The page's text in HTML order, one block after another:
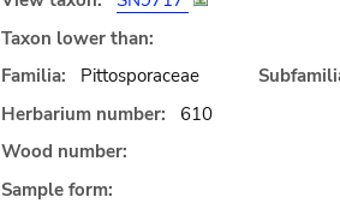
Taxon lower than:
Familia:
Pittosporaceae
Herbarium number:
610
Wood number:
Sample form: